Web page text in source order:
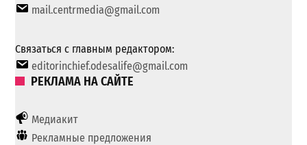
mail.centrmedia@gmail.com
Связаться с главным редактором:
editorinchief.odesalife@gmail.com
РЕКЛАМА НА САЙТЕ
Медиакит
Рекламные предложения